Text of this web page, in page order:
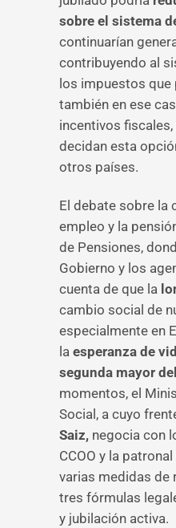
sobre el sistema
continuarían
contribuyendo al
los impuestos que
también en ese
incentivos
decidan esta
otros países.
El debate sobre la
empleo y la
de Pensiones,
Gobierno y los
cuenta de que la
cambio social de
especialmente en
la esperanza de
segunda mayor
momentos, el
Social, a cuyo
Saiz, negocia con
CCOO y la
varias medidas de
tres fórmulas
y jubilación activa.